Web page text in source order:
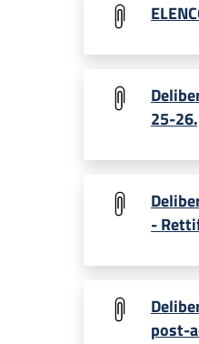
25-
-
post-